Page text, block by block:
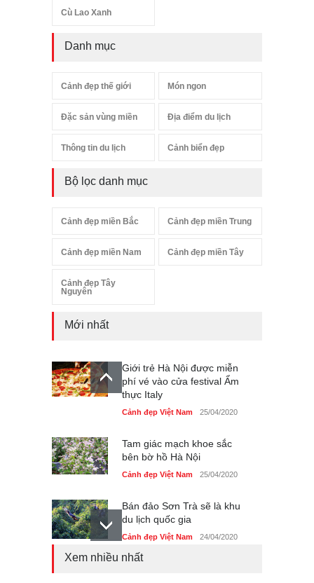
Cù Lao Xanh
Danh mục
Cảnh đẹp thế giới Món ngon
Đặc sản vùng miền Địa điểm du lịch
Thông tin du lịch Cảnh biển đẹp
Bộ lọc danh mục
Cảnh đẹp miền Bắc Cảnh đẹp miền Trung
Cảnh đẹp miền Nam Cảnh đẹp miền Tây
Cảnh đẹp Tây
Nguyên
Mới nhất
Giới trẻ Hà Nội được miễn
phí vé vào cửa festival Ẩm
thực Italy
Cảnh đẹp Việt Nam 25/04/2020
Tam giác mạch khoe sắc
bên bờ hồ Hà Nội
Cảnh đẹp Việt Nam 25/04/2020
Bán đảo Sơn Trà sẽ là khu
du lịch quốc gia
Cảnh đẹp Việt Nam 24/04/2020
Xem nhiều nhất